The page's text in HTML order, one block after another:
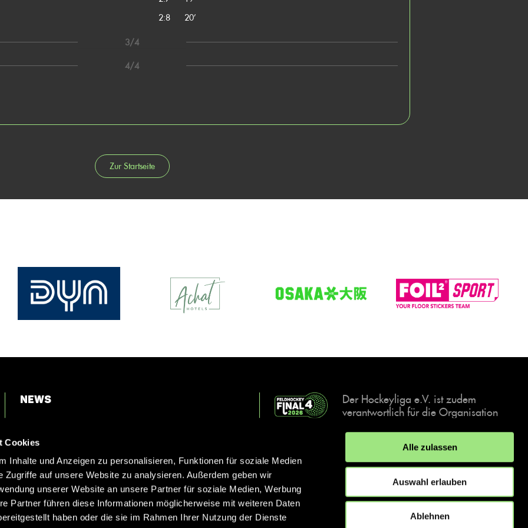
Cookies
Inhalte und Anzeigen zu personalisieren, Funktionen für soziale Medien
Zugriffe auf unsere Website zu analysieren. Außerdem geben wir
unserer Website an unsere Partner für soziale Medien, Werbung
Partner führen diese Informationen möglicherweise mit weiteren Daten
haben oder die sie im Rahmen Ihrer Nutzung der Dienste
Alle zulassen
Auswahl erlauben
Ablehnen
2:8
20’
3/4
4/4
Zur Startseite
News
Kontakt
Der Hockeyliga e.V. ist zudem
verantwortlich für die Organisation
Events, der deutschen Hockey-
Meisterschaften.
IMPRESSUM DATENSCHUTZERKLÄRUNG